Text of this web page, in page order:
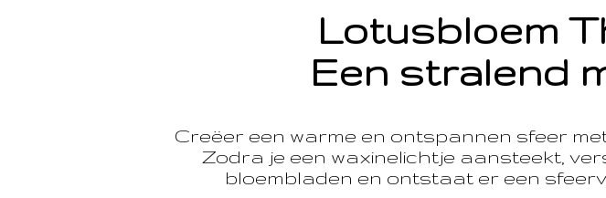
Lotusbloem
Een stralend
Creëer een warme en ontspannen sfeer
Zodra je een waxinelichtje aansteekt,
bloembladen en ontstaat er een